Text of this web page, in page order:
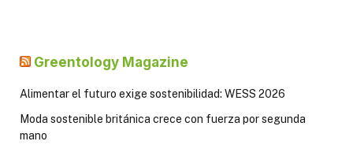
Greentology Magazine
Alimentar el futuro exige sostenibilidad: WESS 2026
Moda sostenible británica crece con fuerza por segunda
mano